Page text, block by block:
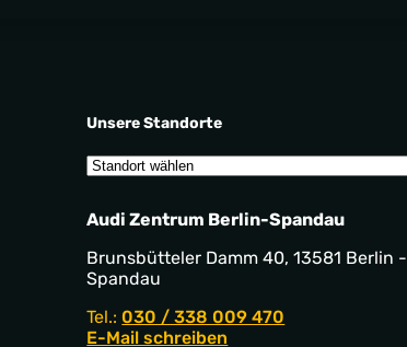
Unsere Standorte
Audi Zentrum Berlin-Spandau
Brunsbütteler Damm 40, 13581 Berlin -
Spandau
Tel.: 030 / 338 009 470
E-Mail schreiben